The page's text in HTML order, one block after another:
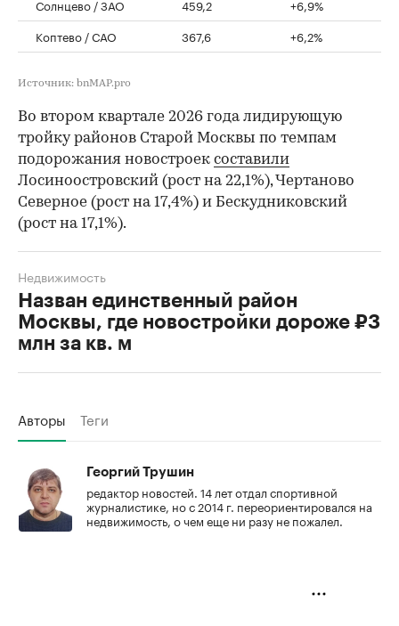
Солнцево / ЗАО
459,2
+6,9%
Коптево / САО
367,6 +6,2%
Источник: bnMAP.pro
Во втором квартале 2026 года лидирующую
тройку районов Старой Москвы по темпам
подорожания новостроек составили
Лосиноостровский (рост на 22,1%), Чертаново
Северное (рост на 17,4%) и Бескудниковский
(рост на 17,1%).
Назван единственный район
Москвы, где новостройки дороже ₽3
млн за кв. м
Недвижимость
Авторы Теги
Георгий Трушин
редактор новостей. 14 лет отдал спортивной
журналистике, но с 2014 г. переориентировался на
недвижимость, о чем еще ни разу не пожалел.